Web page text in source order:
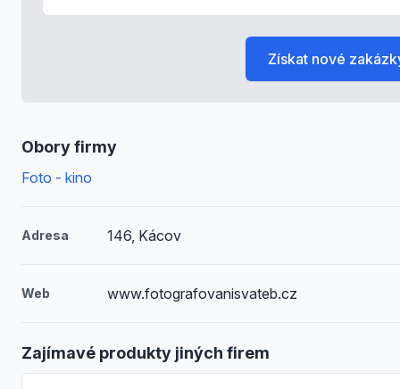
Obory firmy
Foto - kino
Adresa 146, Kácov
Web www.fotografovanisvateb.cz
Zajímavé produkty jiných firem
Získat nové